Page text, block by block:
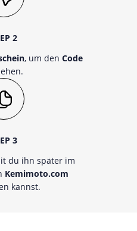
2
, um den Code
3
du ihn später im
Kemimoto.com
kannst.